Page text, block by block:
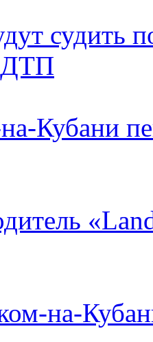
судить
ДТП
Кубани
на-